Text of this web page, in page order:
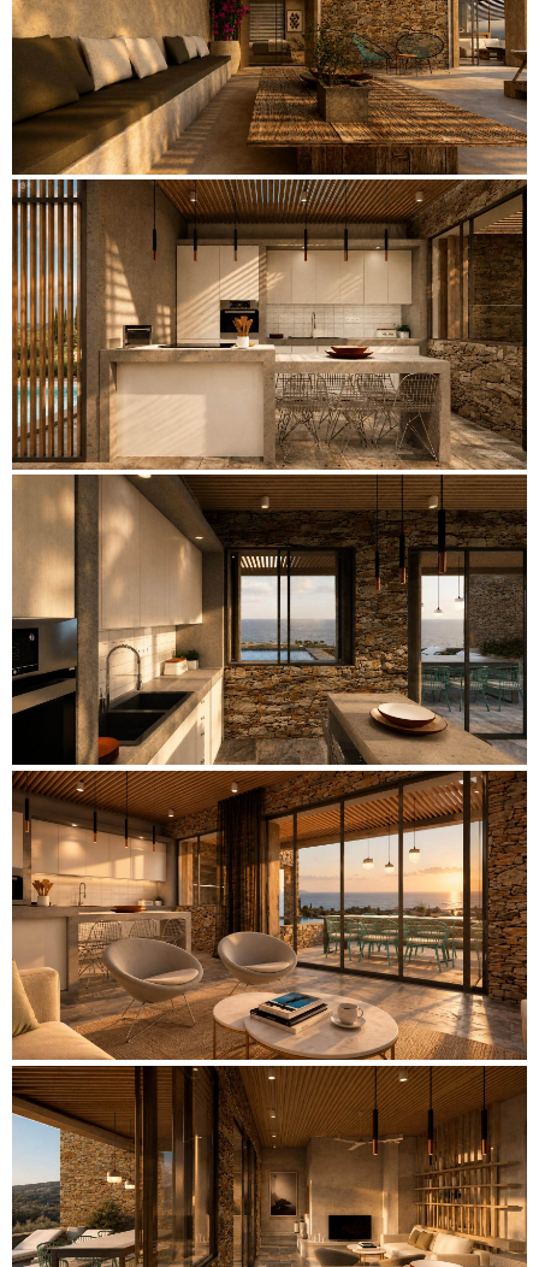
KIVIK
ΕΡΓΑ
ΕΠΙ ΚΟΙΝ ΩΝ Α